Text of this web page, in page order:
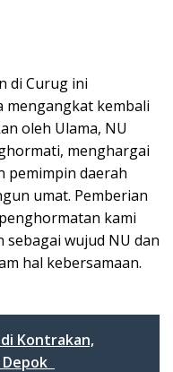
di Curug ini
mengangkat kembali
oleh Ulama, NU
menghargai
pemimpin daerah
umat. Pemberian
kami
wujud NU dan
hal kebersamaan.
Kontrakan,